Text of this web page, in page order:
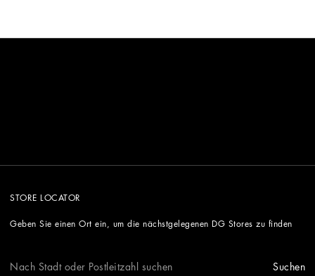
STORE LOCATOR
Geben Sie einen Ort ein, um die nächstgelegenen DG Stores zu finden
Suchen